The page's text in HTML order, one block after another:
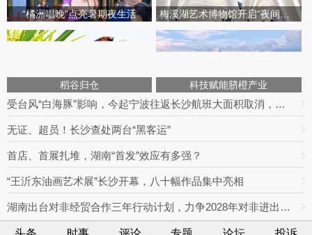
“橘洲唱晚”点亮暑期夜生活 梅溪湖艺术博物馆开启“夜间模式”
稻谷归仓 科技赋能脐橙产业
受台风“白海豚”影响，今起宁波往返长沙航班大面积取消，明日19趟次全部停飞｜出行早知道
无证、超员！长沙查处两台“黑客运”
首店、首展扎堆，湖南“首发”效应有多强？
“王沂东油画艺术展”长沙开幕，八十幅作品集中亮相
湖南出台对非经贸合作三年行动计划，力争2028年对非进出口额达800亿元